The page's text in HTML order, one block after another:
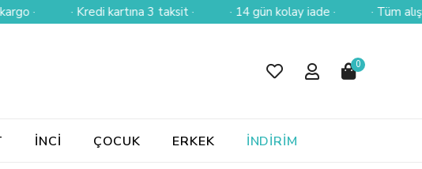
· Kredi kartına 3 taksit · · 14 gün kolay iade · · Tüm
0
İNCİ ÇOCUK ERKEK İNDİRİM